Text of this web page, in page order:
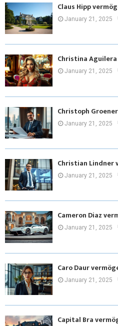
Claus Hipp
January 21, 2025
Christina
January 21, 2025
Christoph
January 21, 2025
Christian Lindner
January 21, 2025
Cameron Diaz
January 21, 2025
Caro Daur
January 21, 2025
Capital Bra